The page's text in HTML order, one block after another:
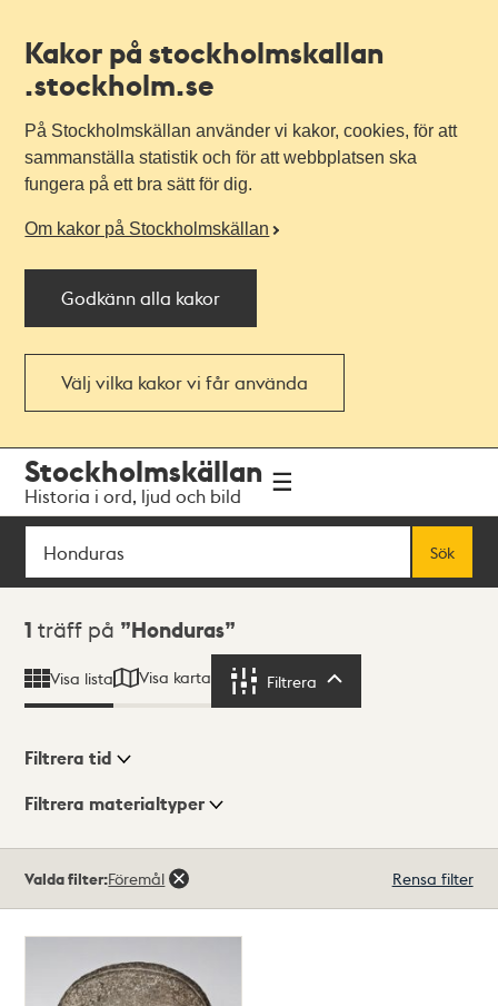
Kakor på stockholmskallan
.stockholm.se
På Stockholmskällan använder vi kakor, cookies, för att
sammanställa statistik och för att webbplatsen ska
fungera på ett bra sätt för dig.
Om kakor på Stockholmskällan
Godkänn alla kakor
Välj vilka kakor vi får använda
navigationen
huvudinnehållet
Stockholmskällan
Historia i ord, ljud och bild
Sök
Sök
Sökresultat
1 träff på Honduras
Visa lista Visa karta Filtrera
Visningsläge
Filtrera tid
Filtrera materialtyper
träffar
Valda filter:Föremål Rensa filter